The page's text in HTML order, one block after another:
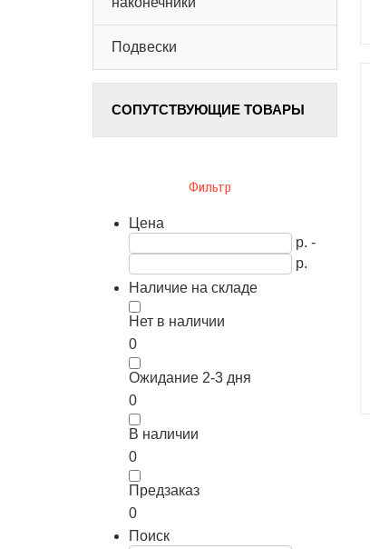
Подвески
СОПУТСТВУЮЩИЕ ТОВАРЫ
Фильтр
Цена
р. -
р.
Наличие на складе
Нет в наличии
0
Ожидание 2-3 дня
0
В наличии
0
Предзаказ
0
Поиск